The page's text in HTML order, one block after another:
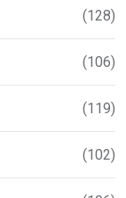
(128)
(106)
(119)
(102)